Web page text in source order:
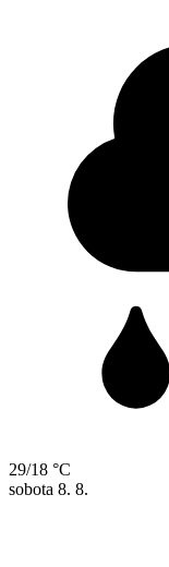
29/18 °C
sobota 8. 8.